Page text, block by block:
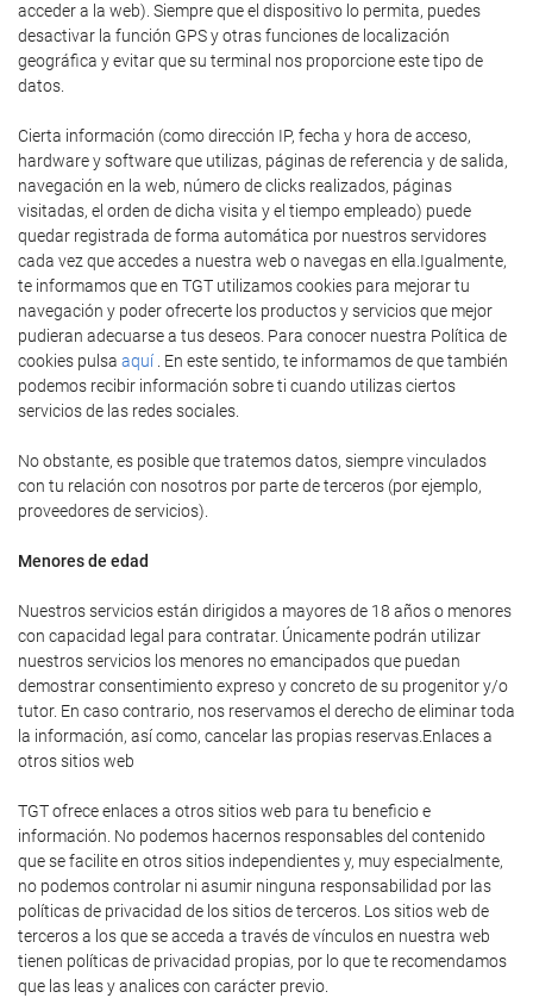
acceder a la web). Siempre que el dispositivo lo permita, puedes
desactivar la función GPS y otras funciones de localización
geográfica y evitar que su terminal nos proporcione este tipo de
datos.
Cierta información (como dirección IP, fecha y hora de acceso,
hardware y software que utilizas, páginas de referencia y de salida,
navegación en la web, número de clicks realizados, páginas
visitadas, el orden de dicha visita y el tiempo empleado) puede
quedar registrada de forma automática por nuestros servidores
cada vez que accedes a nuestra web o navegas en ella.Igualmente,
te informamos que en TGT utilizamos cookies para mejorar tu
navegación y poder ofrecerte los productos y servicios que mejor
pudieran adecuarse a tus deseos. Para conocer nuestra Política de
cookies pulsa aquí . En este sentido, te informamos de que también
podemos recibir información sobre ti cuando utilizas ciertos
servicios de las redes sociales.
No obstante, es posible que tratemos datos, siempre vinculados
con tu relación con nosotros por parte de terceros (por ejemplo,
proveedores de servicios).
Menores de edad
Nuestros servicios están dirigidos a mayores de 18 años o menores
con capacidad legal para contratar. Únicamente podrán utilizar
nuestros servicios los menores no emancipados que puedan
demostrar consentimiento expreso y concreto de su progenitor y/o
tutor. En caso contrario, nos reservamos el derecho de eliminar toda
la información, así como, cancelar las propias reservas.Enlaces a
otros sitios web
TGT ofrece enlaces a otros sitios web para tu beneficio e
información. No podemos hacernos responsables del contenido
que se facilite en otros sitios independientes y, muy especialmente,
no podemos controlar ni asumir ninguna responsabilidad por las
políticas de privacidad de los sitios de terceros. Los sitios web de
terceros a los que se acceda a través de vínculos en nuestra web
tienen políticas de privacidad propias, por lo que te recomendamos
que las leas y analices con carácter previo.